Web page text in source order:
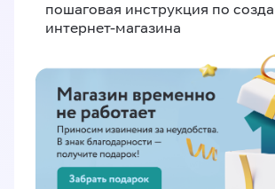
пошаговая инструкция по
интернет-магазина